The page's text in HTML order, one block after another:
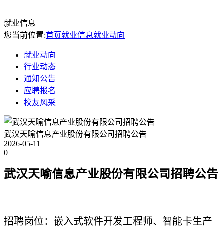
就业信息
您当前位置:首页就业信息就业动向
就业动向
行业动态
通知公告
应聘报名
校友风采
武汉天喻信息产业股份有限公司招聘公告
2026-05-11
0
武汉天喻信息产业股份有限公司招聘公告
招聘岗位：嵌入式软件开发工程师、智能卡生产